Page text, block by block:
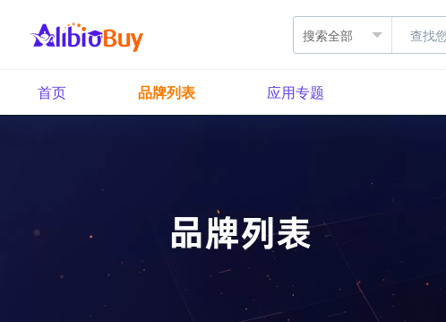
首页 品牌列表 应用专题